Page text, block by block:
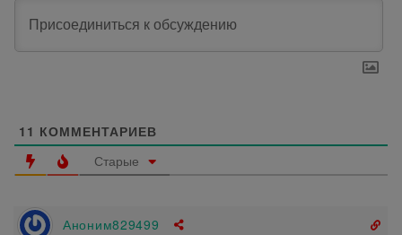
11 КОММЕНТАРИЕВ
Старые
Аноним829499